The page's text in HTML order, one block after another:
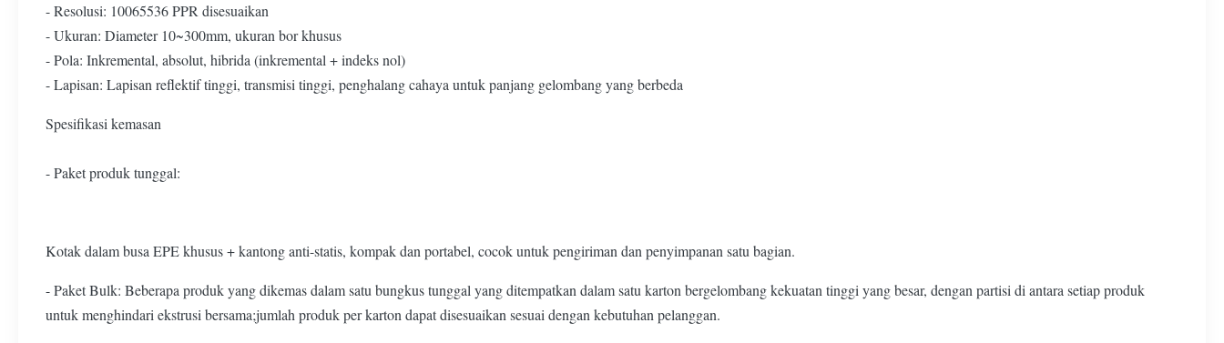
- Resolusi: 10065536 PPR disesuaikan
- Ukuran: Diameter 10~300mm, ukuran bor khusus
- Pola: Inkremental, absolut, hibrida (inkremental + indeks nol)
- Lapisan: Lapisan reflektif tinggi, transmisi tinggi, penghalang cahaya untuk panjang gelombang yang berbeda
Spesifikasi kemasan
- Paket produk tunggal:
Kotak dalam busa EPE khusus + kantong anti-statis, kompak dan portabel, cocok untuk pengiriman dan penyimpanan satu bagian.
- Paket Bulk: Beberapa produk yang dikemas dalam satu bungkus tunggal yang ditempatkan dalam satu karton bergelombang kekuatan tinggi yang besar, dengan partisi di antara setiap produk
untuk menghindari ekstrusi bersama;jumlah produk per karton dapat disesuaikan sesuai dengan kebutuhan pelanggan.